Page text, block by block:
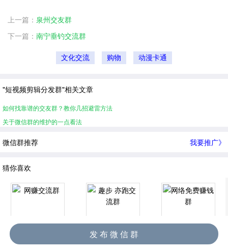
上一篇： 泉州交友群
下一篇： 南宁垂钓交流群
文化交流 购物 动漫卡通
"短视频剪辑分发群"相关文章
如何找靠谱的交友群？教你几招避雷方法
关于微信群的维护的一点看法
微信群推荐 我要推广》
猜你喜欢
网赚交流群 趣步 亦跑交流群 网络免费赚钱群
发 布 微 信 群